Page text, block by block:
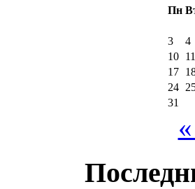
Пн
3
4
10
11
17
24
31